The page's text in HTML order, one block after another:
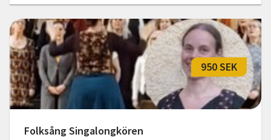
Folksång Singalongkören
950 SEK